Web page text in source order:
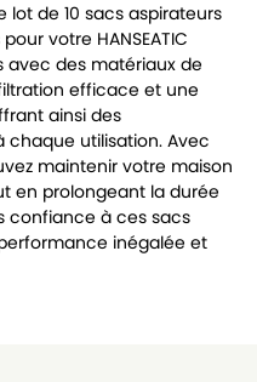
de 10 sacs aspirateurs
votre HANSEATIC
avec des matériaux de
efficace et une
ainsi des
utilisation. Avec
maintenir votre maison
en prolongeant la durée
confiance à ces sacs
inégalée et